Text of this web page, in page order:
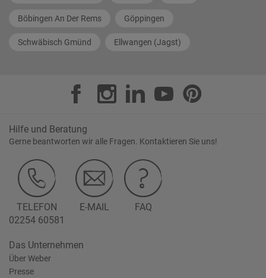
Böbingen An Der Rems Göppingen
Schwäbisch Gmünd Ellwangen (Jagst)
Hilfe und Beratung
Gerne beantworten wir alle Fragen. Kontaktieren Sie uns!
TELEFON
02254 60581
E-MAIL FAQ
Das Unternehmen
Über Weber
Presse